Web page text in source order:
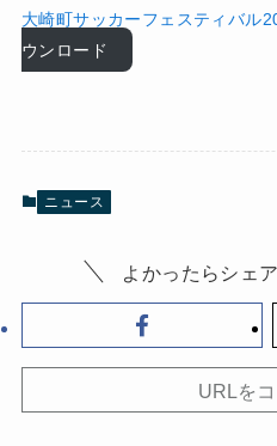
大崎町サッカーフェスティバ
ウンロード
ニュース
よかったらシェ
URLを